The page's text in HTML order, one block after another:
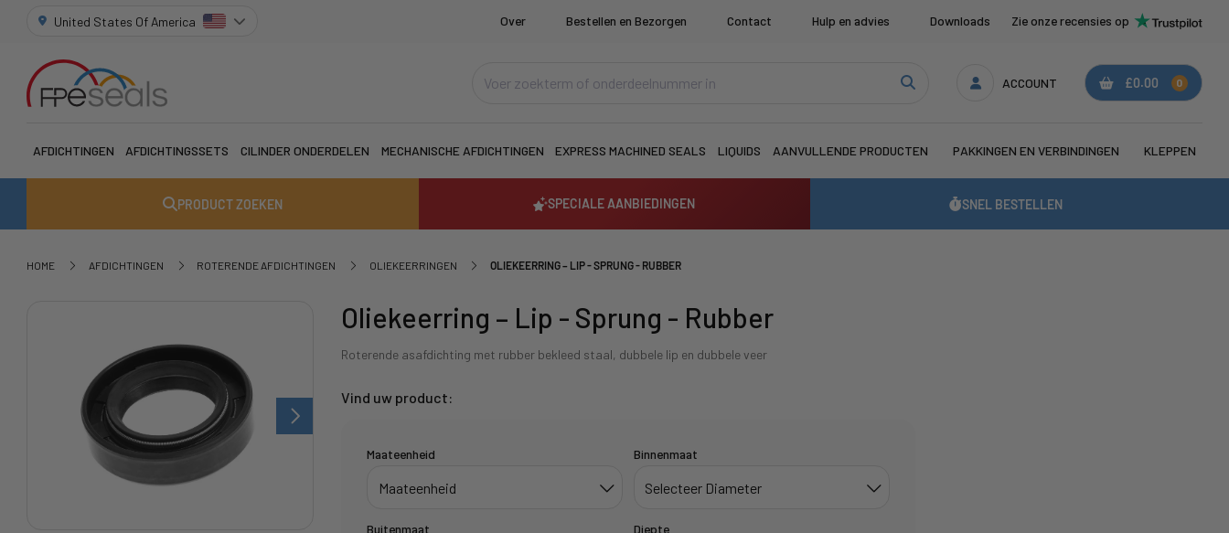
United States Of America Over Bestellen en Bezorgen Contact Hulp en advies Downloads Zie onze recensies op
ACCOUNT £0.00 0
AFDICHTINGEN AFDICHTINGSSETS CILINDER ONDERDELEN MECHANISCHE AFDICHTINGEN EXPRESS MACHINED SEALS LIQUIDS AANVULLENDE PRODUCTEN PAKKINGEN EN VERBINDINGEN KLEPPEN
PRODUCT ZOEKEN SPECIALE AANBIEDINGEN SNEL BESTELLEN
HOME AFDICHTINGEN ROTERENDE AFDICHTINGEN OLIEKEERRINGEN OLIEKEERRING – LIP - SPRUNG - RUBBER
Oliekeerring – Lip - Sprung - Rubber
Roterende asafdichting met rubber bekleed staal, dubbele lip en dubbele veer
Vind uw product:
Maateenheid Binnenmaat
Buitenmaat Diepte